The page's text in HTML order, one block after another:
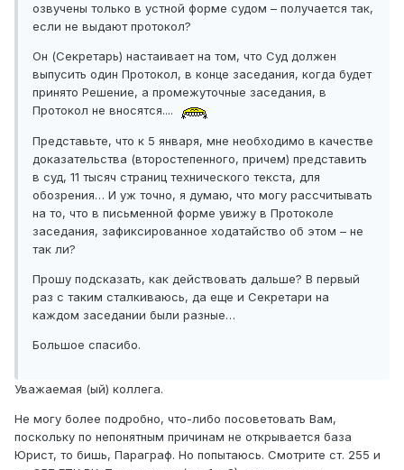
озвучены только в устной форме судом – получается так,
если не выдают протокол?
Он (Секретарь) настаивает на том, что Суд должен
выпусить один Протокол, в конце заседания, когда будет
принято Решение, а промежуточные заседания, в
Протокол не вносятся....
Представьте, что к 5 января, мне необходимо в качестве
доказательства (второстепенного, причем) представить
в суд, 11 тысяч страниц технического текста, для
обозрения… И уж точно, я думаю, что могу рассчитывать
на то, что в письменной форме увижу в Протоколе
заседания, зафиксированное ходатайство об этом – не
так ли?
Прошу подсказать, как действовать дальше? В первый
раз с таким сталкиваюсь, да еще и Секретари на
каждом заседании были разные…
Большое спасибо.
Уважаемая (ый) коллега.
Не могу более подробно, что-либо посоветовать Вам,
поскольку по непонятным причинам не открывается база
Юрист, то бишь, Параграф. Но попытаюсь. Смотрите ст. 255 и